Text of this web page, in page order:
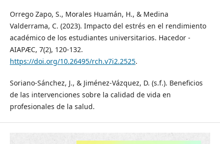
Orrego Zapo, S., Morales Huamán, H., & Medina
Valderrama, C. (2023). Impacto del estrés en el rendimiento
académico de los estudiantes universitarios. Hacedor -
AIAPÆC, 7(2), 120-132.
https://doi.org/10.26495/rch.v7i2.2525.
Soriano-Sánchez, J., & Jiménez-Vázquez, D. (s.f.). Beneficios
de las intervenciones sobre la calidad de vida en
profesionales de la salud.